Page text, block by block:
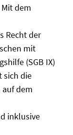
dem
Recht der
mit
(SGB IX)
sich die
dem
inklusive